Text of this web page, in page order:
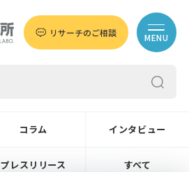
リサーチのご相談 MENU
コラム インタビュー
プレスリリース すべて